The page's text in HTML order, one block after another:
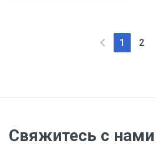
1 2
Свяжитесь с нами